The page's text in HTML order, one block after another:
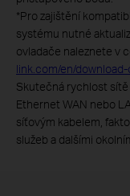
*Pro zajištění
systému nutné
ovladače naleznete v
link.com/en/
Skutečná rychlost
Ethernet WAN nebo
síťovým kabelem,
služeb a dalšími